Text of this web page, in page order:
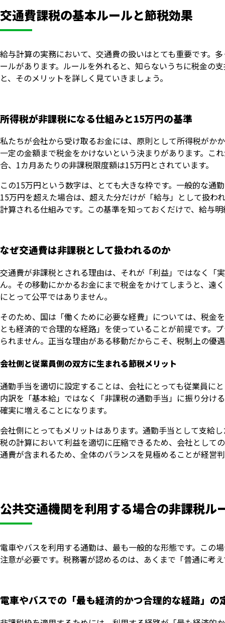
交通費課税の基本ルールと節税効果
給与計算の実務において、交通費の扱いはとても重要です。
ールがあります。ルールを外れると、知らないうちに税金の
と、そのメリットを詳しく見ていきましょう。
所得税が非課税になる仕組みと15万円の基準
私たちが会社から受け取るお金には、原則として所得税がか
一定の金額まで税金をかけないという決まりがあります。こ
合、1カ月あたりの非課税限度額は15万円とされています。
この15万円という数字は、とても大きな枠です。一般的な通
15万円を超えた場合は、超えた分だけが「給与」として扱わ
計算される仕組みです。この基準を知っておくだけで、給与
なぜ交通費は非課税として扱われるのか
交通費が非課税とされる理由は、それが「利益」ではなく「
ん。その移動にかかるお金にまで税金をかけてしまうと、遠
にとって公平ではありません。
そのため、国は「働くために必要な経費」については、税金
とも経済的で合理的な経路」を使っていることが前提です。
られません。正当な理由がある移動だからこそ、税制上の優
会社側と従業員側の双方に生まれる節税メリット
通勤手当を適切に設定することは、会社にとっても従業員に
内訳を「基本給」ではなく「非課税の通勤手当」に振り分け
確実に増えることになります。
会社側にとってもメリットはあります。通勤手当として支給
税の計算において利益を適切に圧縮できるため、会社として
通費が含まれるため、全体のバランスを見極めることが経営
公共交通機関を利用する場合の非課税ル
電車やバスを利用する通勤は、最も一般的な形態です。この
注意が必要です。税務署が認めるのは、あくまで「普通に考
電車やバスでの「最も経済的かつ合理的な経路」の